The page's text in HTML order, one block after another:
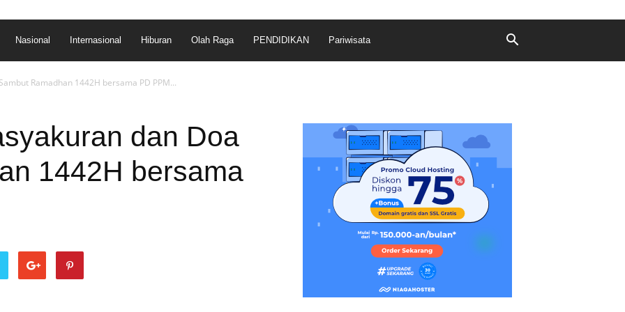
Nasional Internasional Hiburan Olah Raga PENDIDIKAN Pariwisata
Ramadhan 1442H bersama PD PPM...
dan Doa
1442H bersama